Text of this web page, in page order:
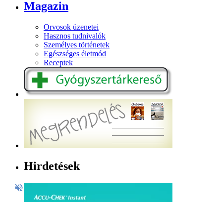
Magazin
Orvosok üzenetei
Hasznos tudnivalók
Személyes történetek
Egészséges életmód
Receptek
Hirdetések